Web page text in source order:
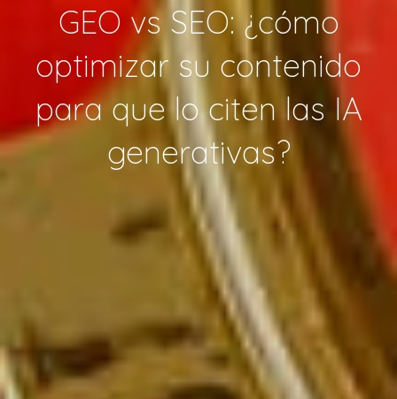
GEO vs SEO: ¿cómo
optimizar su contenido
para que lo citen las IA
generativas?